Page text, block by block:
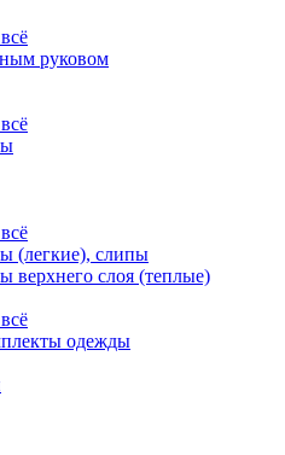
руковом
(легкие), слипы
верхнего слоя (теплые)
одежды